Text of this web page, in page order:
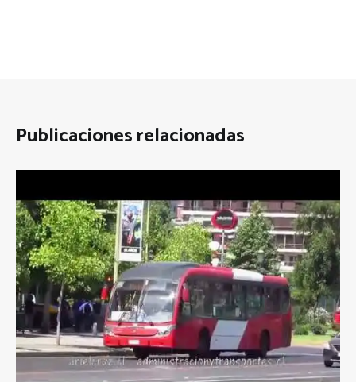
Publicaciones relacionadas